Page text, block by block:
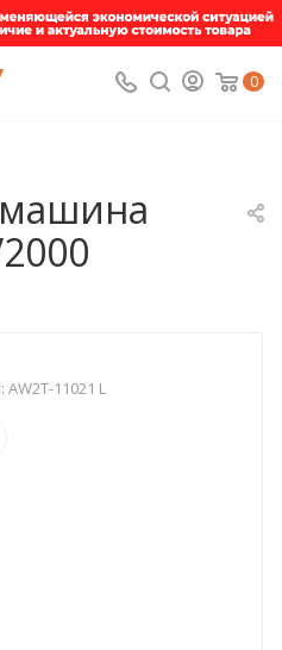
0
AW2T-11021 L